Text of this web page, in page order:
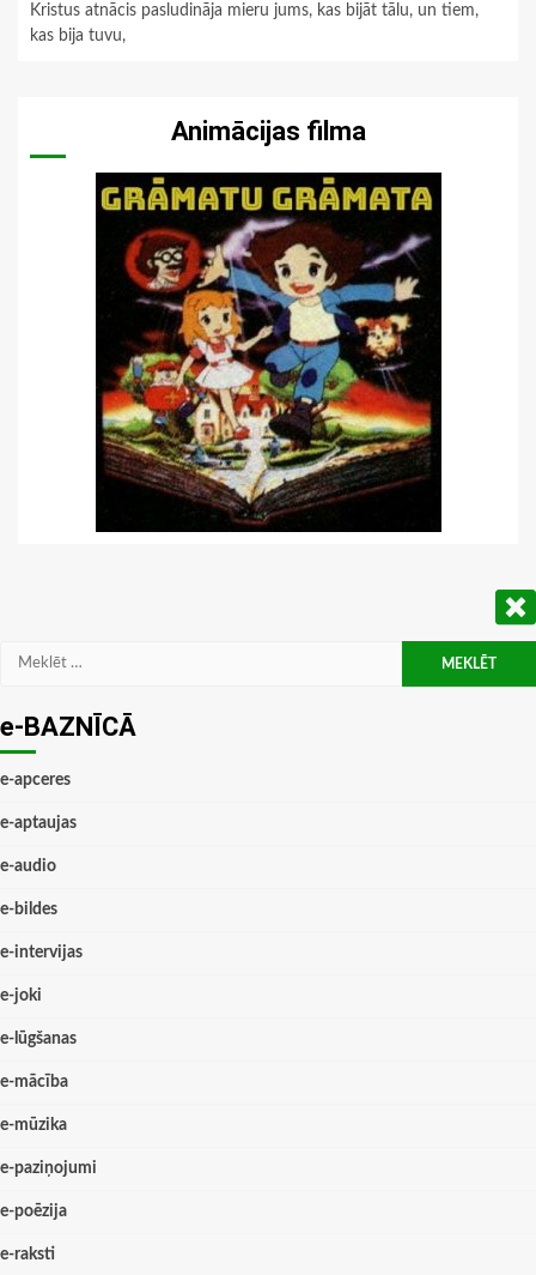
Kristus atnācis pasludināja mieru jums, kas bijāt tālu, un tiem,
kas bija tuvu,
Animācijas filma
Meklēt:
e-BAZNĪCĀ
e-apceres
e-aptaujas
e-audio
e-bildes
e-intervijas
e-joki
e-lūgšanas
e-mācība
e-mūzika
e-paziņojumi
e-poēzija
e-raksti